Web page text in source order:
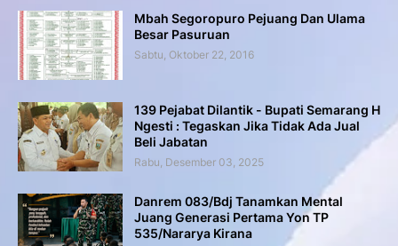
Mbah Segoropuro Pejuang Dan Ulama
Besar Pasuruan
Sabtu, Oktober 22, 2016
139 Pejabat Dilantik - Bupati Semarang H
Ngesti : Tegaskan Jika Tidak Ada Jual
Beli Jabatan
Rabu, Desember 03, 2025
Danrem 083/Bdj Tanamkan Mental
Juang Generasi Pertama Yon TP
535/Nararya Kirana